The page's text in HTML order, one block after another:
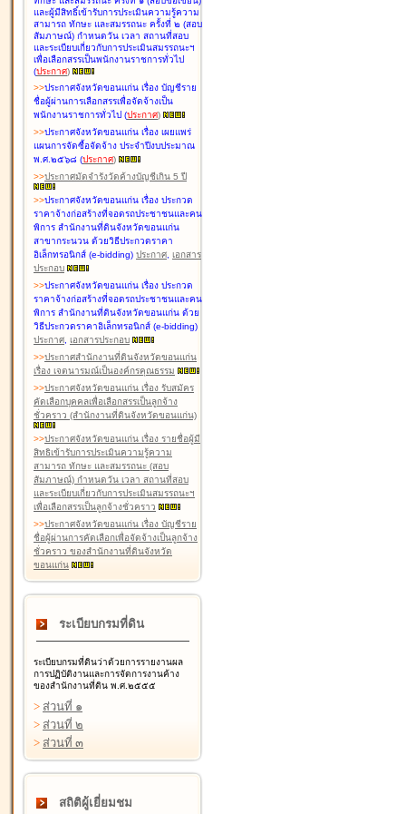
และผู้มีสิทธิ์เข้ารับการประเมินความรู้ความ
สามารถ ทักษะ และสมรรถนะ ครั้งที่ ๒ (สอบ
สัมภาษณ์) กำหนดวัน เวลา สถานที่สอบ
และระเบียบเกี่ยวกับการประเมินสมรรถนะฯ
เพื่อเลือกสรรเป็นพนักงานราชการทั่วไป
(ประกาศ)
>>ประกาศจังหวัดขอนแก่น เรื่อง บัญชีราย
ชื่อผู้ผ่านการเลือกสรรเพื่อจัดจ้างเป็น
พนักงานราชการทั่วไป (ประกาศ)
>>ประกาศจังหวัดขอนแก่น เรื่อง เผยแพร่
แผนการจัดซื้อจัดจ้าง ประจำปีงบประมาณ
พ.ศ.๒๕๖๘ (ประกาศ)
>>ประกาศมัดจำรังวัดค้างบัญชีเกิน 5 ปี
>>ประกาศจังหวัดขอนแก่น เรื่อง ประกวด
ราคาจ้างก่อสร้างที่จอดรถประชาชนและคน
พิการ สำนักงานที่ดินจังหวัดขอนแก่น
สาขากระนวน ด้วยวิธีประกวดราคา
อิเล็กทรอนิกส์ (e-bidding) ประกาศ, เอกสาร
ประกอบ
>>ประกาศจังหวัดขอนแก่น เรื่อง ประกวด
ราคาจ้างก่อสร้างที่จอดรถประชาชนและคน
พิการ สำนักงานที่ดินจังหวัดขอนแก่น ด้วย
วิธีประกวดราคาอิเล็กทรอนิกส์ (e-bidding)
ประกาศ, เอกสารประกอบ
>>ประกาศสำนักงานที่ดินจังหวัดขอนแก่น
เรื่อง เจตนารมณ์เป็นองค์กรคุณธรรม
>>ประกาศจังหวัดขอนแก่น เรื่อง รับสมัคร
คัดเลือกบุคคลเพื่อเลือกสรรเป็นลูกจ้าง
ชั่วคราว (สำนักงานที่ดินจังหวัดขอนแก่น)
>>ประกาศจังหวัดขอนแก่น เรื่อง รายชื่อผู้มี
สิทธิเข้ารับการประเมินความรู้ความ
สามารถ ทักษะ และสมรรถนะ (สอบ
สัมภาษณ์) กำหนดวัน เวลา สถานที่สอบ
และระเบียบเกี่ยวกับการประเมินสมรรถนะฯ
เพื่อเลือกสรรเป็นลูกจ้างชั่วคราว
>>ประกาศจังหวัดขอนแก่น เรื่อง บัญชีราย
ชื่อผู้ผ่านการคัดเลือกเพื่อจัดจ้างเป็นลูกจ้าง
ชั่วคราว ของสำนักงานที่ดินจังหวัด
ขอนแก่น
ระเบียบกรมที่ดิน
ระเบียบกรมที่ดินว่าด้วยการรายงานผล
การปฏิบัติงานและการจัดการงานค้าง
ของสำนักงานที่ดิน พ.ศ.๒๕๕๕
> ส่วนที่ ๑
> ส่วนที่ ๒
> ส่วนที่ ๓
สถิติผู้เยี่ยมชม